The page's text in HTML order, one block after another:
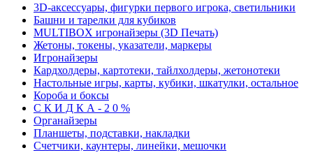
3D-аксессуары, фигурки первого игрока, светильники
Башни и тарелки для кубиков
MULTIBOX игронайзеры (3D Печать)
Жетоны, токены, указатели, маркеры
Игронайзеры
Кардхолдеры, картотеки, тайлхолдеры, жетонотеки
Настольные игры, карты, кубики, шкатулки, остальное
Короба и боксы
С К И Д К А - 2 0 %
Органайзеры
Планшеты, подставки, накладки
Счетчики, каунтеры, линейки, мешочки